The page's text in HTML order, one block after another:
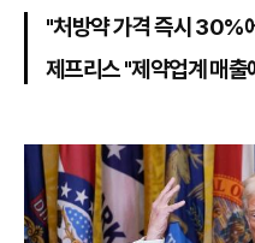
"처방약 가격 즉시 30%
제프리스 "제약업계 매출